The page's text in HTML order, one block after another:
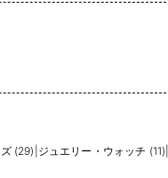
(29) ジュエリー・ウォッチ (11)